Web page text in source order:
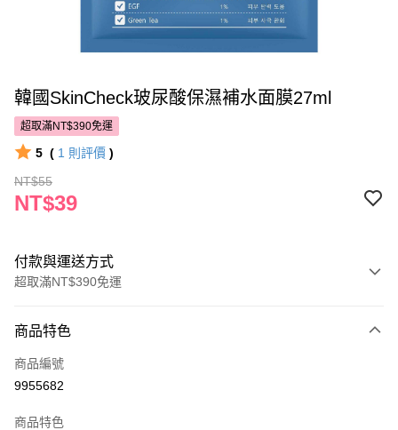
韓國SkinCheck玻尿酸保濕補水面膜27ml
超取滿NT$390免運
5 ( 1 則評價 )
NT$55
NT$39
付款與運送方式
超取滿NT$390免運
POYA支付
信用卡一次付款
商品特色
商品編號
9955682
商品特色